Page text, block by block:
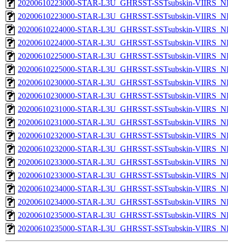
20200610223000-STAR-L3U_GHRSST-SSTsubskin-
20200610223000-STAR-L3U_GHRSST-SSTsubskin-
20200610224000-STAR-L3U_GHRSST-SSTsubskin-
20200610224000-STAR-L3U_GHRSST-SSTsubskin-
20200610225000-STAR-L3U_GHRSST-SSTsubskin-
20200610225000-STAR-L3U_GHRSST-SSTsubskin-
20200610230000-STAR-L3U_GHRSST-SSTsubskin-
20200610230000-STAR-L3U_GHRSST-SSTsubskin-
20200610231000-STAR-L3U_GHRSST-SSTsubskin-
20200610231000-STAR-L3U_GHRSST-SSTsubskin-
20200610232000-STAR-L3U_GHRSST-SSTsubskin-
20200610232000-STAR-L3U_GHRSST-SSTsubskin-
20200610233000-STAR-L3U_GHRSST-SSTsubskin-
20200610233000-STAR-L3U_GHRSST-SSTsubskin-
20200610234000-STAR-L3U_GHRSST-SSTsubskin-
20200610234000-STAR-L3U_GHRSST-SSTsubskin-
20200610235000-STAR-L3U_GHRSST-SSTsubskin-
20200610235000-STAR-L3U_GHRSST-SSTsubskin-